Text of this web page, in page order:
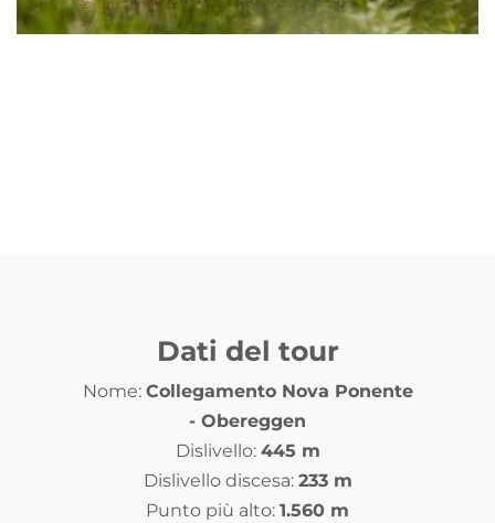
Dati del tour
Nome: Collegamento Nova Ponente
- Obereggen
Dislivello: 445 m
Dislivello discesa: 233 m
Punto più alto: 1.560 m